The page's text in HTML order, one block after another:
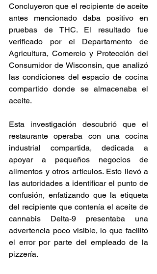
Concluyeron que el recipiente de aceite
antes mencionado daba positivo en
pruebas de THC. El resultado fue
verificado por el Departamento de
Agricultura, Comercio y Protección del
Consumidor de Wisconsin, que analizó
las condiciones del espacio de cocina
compartido donde se almacenaba el
aceite.
Esta investigación descubrió que el
restaurante operaba con una cocina
industrial compartida, dedicada a
apoyar a pequeños negocios de
alimentos y otros artículos. Esto llevó a
las autoridades a identificar el punto de
confusión, enfatizando que la etiqueta
del recipiente que contenía el aceite de
cannabis Delta-9 presentaba una
advertencia poco visible, lo que facilitó
el error por parte del empleado de la
pizzería.